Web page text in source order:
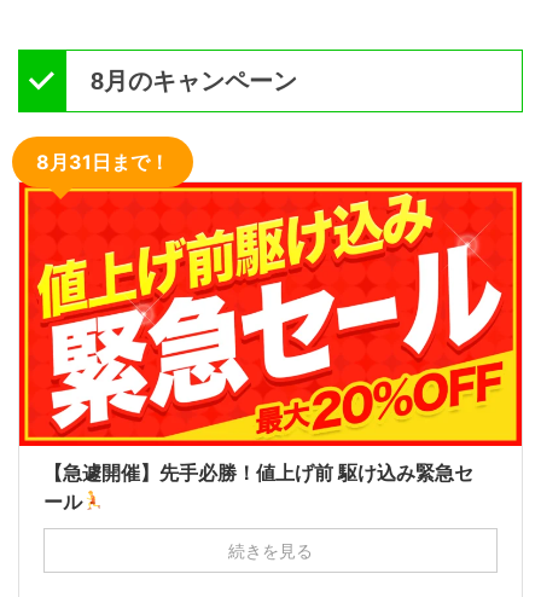
8月のキャンペーン
8月31日まで！
【急遽開催】先手必勝！値上げ前 駆け込み緊急セ
ール
続きを見る